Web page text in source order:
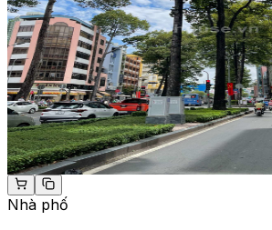
Nhà phố